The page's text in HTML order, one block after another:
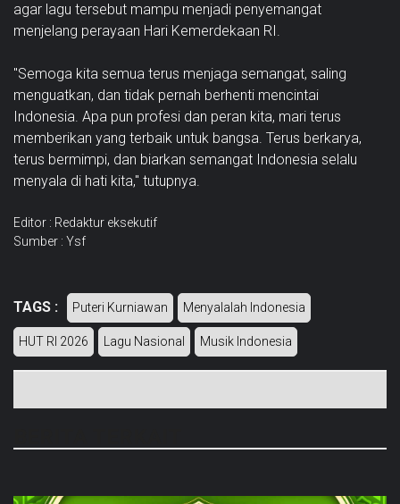
agar lagu tersebut mampu menjadi penyemangat
menjelang perayaan Hari Kemerdekaan RI.
"Semoga kita semua terus menjaga semangat, saling
menguatkan, dan tidak pernah berhenti mencintai
Indonesia. Apa pun profesi dan peran kita, mari terus
memberikan yang terbaik untuk bangsa. Terus berkarya,
terus bermimpi, dan biarkan semangat Indonesia selalu
menyala di hati kita," tutupnya.
Editor : Redaktur eksekutif
Sumber : Ysf
TAGS : Puteri Kurniawan Menyalalah Indonesia
HUT RI 2026 Lagu Nasional Musik Indonesia